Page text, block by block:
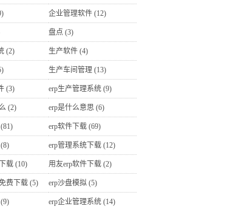
企业管理软件 (12)
盘点 (3)
(2) 生产软件 (4)
生产车间管理 (13)
(3) erp生产管理系统 (9)
(2) erp是什么意思 (6)
(81) erp软件下载 (69)
(8) erp管理系统下载 (12)
载 (10) 用友erp软件下载 (2)
费下载 (5) erp沙盘模拟 (5)
(9) erp企业管理系统 (14)